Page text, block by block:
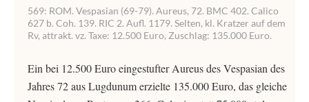
569: ROM. Vespasian (69-79). Aureus, 72. BMC 402. Calico
627 b. Coh. 139. RIC 2. Aufl. 1179. Selten, kl. Kratzer auf dem
Rv, attrakt. vz. Taxe: 12.500 Euro, Zuschlag: 135.000 Euro.
Ein bei 12.500 Euro eingestufter Aureus des Vespasian des
Jahres 72 aus Lugdunum erzielte 135.000 Euro, das gleiche